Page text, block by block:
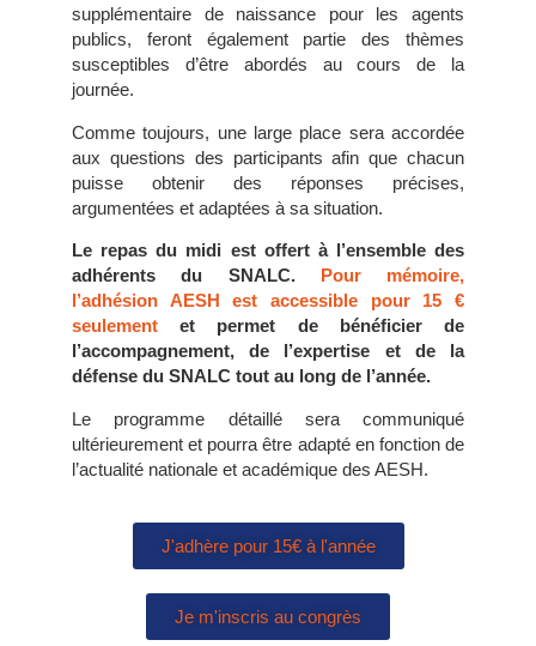
supplémentaire de naissance pour les agents
publics, feront également partie des thèmes
susceptibles d’être abordés au cours de la
journée.
Comme toujours, une large place sera accordée
aux questions des participants afin que chacun
puisse obtenir des réponses précises,
argumentées et adaptées à sa situation.
Le repas du midi est offert à l’ensemble des
adhérents du SNALC. Pour mémoire,
l’adhésion AESH est accessible pour 15 €
seulement et permet de bénéficier de
l’accompagnement, de l’expertise et de la
défense du SNALC tout au long de l’année.
Le programme détaillé sera communiqué
ultérieurement et pourra être adapté en fonction de
l’actualité nationale et académique des AESH.
J'adhère pour 15€ à l'année
Je m'inscris au congrès